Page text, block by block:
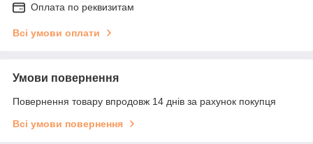
Оплата по реквизитам
Всі умови оплати
Умови повернення
Повернення товару впродовж 14 днів за рахунок покупця
Всі умови повернення